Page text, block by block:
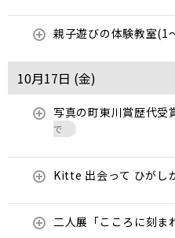
親子遊びの体験教室(1
10月17日 (金)
写真の町東川賞歴代
で
Kitte 出会って ひがし
二人展「こころに刻ま